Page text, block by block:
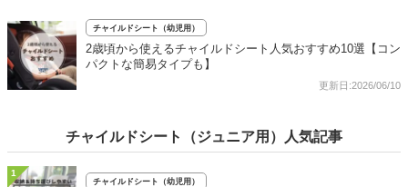
チャイルドシート（幼児用）
2歳頃から使えるチャイルドシート人気おすすめ10選【コン
パクトな簡易タイプも】
更新日:2026/06/10
チャイルドシート（ジュニア用）人気記事
1
チャイルドシート（幼児用）